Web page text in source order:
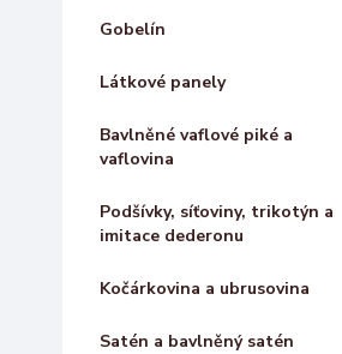
Gobelín
Látkové panely
Bavlněné vaflové piké a
vaflovina
Podšívky, síťoviny, trikotýn a
imitace dederonu
Kočárkovina a ubrusovina
Satén a bavlněný satén